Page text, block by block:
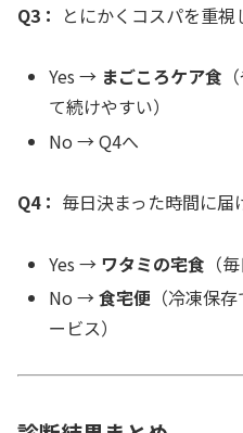
Q3： とにかくコスパを重視
Yes → まごころケア食
て続けやすい）
No → Q4へ
Q4： 毎日決まった時間に届
Yes → ワタミの宅食 （
No →食宅便 （冷凍保
ービス）